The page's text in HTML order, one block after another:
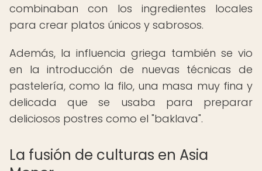
combinaban con los ingredientes locales
para crear platos únicos y sabrosos.
Además, la influencia griega también se vio
en la introducción de nuevas técnicas de
pastelería, como la filo, una masa muy fina y
delicada que se usaba para preparar
deliciosos postres como el "baklava".
La fusión de culturas en Asia